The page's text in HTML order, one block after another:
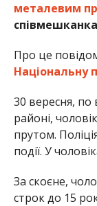
металевим
співмешканка
Про це
Національну
30 вересня, по
районі,
прутом.
події. У
За скоєне,
строк до 15